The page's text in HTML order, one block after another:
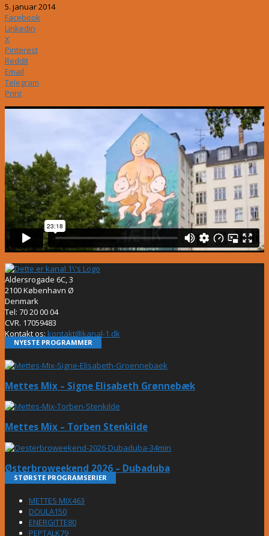
5. januar 2014
Facebook
Linkedin
X
Pinterest
ReddIt
Email
Telegram
Print
Aldersrogade 6C, 3
2100 København Ø
Denmark
Tel: 70 20 00 04
CVR. 17059483
Kontakt os: kontakt@kanal-1.dk
NYESTE PROGRAMMER
Mettes Mix – Signe Elisabeth Grønnebæk
Mettes Mix – Torben Stenkilde
Østerbroweekend 2026 – Dubaduba
STØRSTE PROGRAMSERIER
METTES MIX463
DOULA150
ENERGITTE80
PEPTALK79